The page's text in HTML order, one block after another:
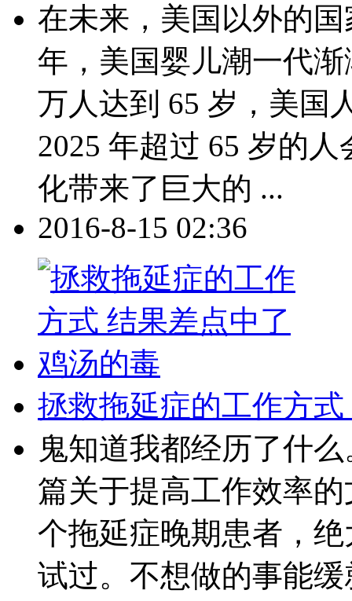
在未来，美国以外的
年，美国婴儿潮一代
万人达到 65 岁，美国
2025 年超过 65 岁的
化带来了巨大的 ...
2016-8-15 02:36
拯救拖延症的工作方
鬼知道我都经历了什
篇关于提高工作效率
个拖延症晚期患者，
试过。不想做的事能